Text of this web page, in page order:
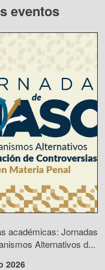
eventos
académicas: Jornadas
Alternativos d...
2026